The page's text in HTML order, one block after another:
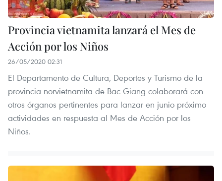
Provincia vietnamita lanzará el Mes de
Acción por los Niños
26/05/2020 02:31
El Departamento de Cultura, Deportes y Turismo de la
provincia norvietnamita de Bac Giang colaborará con
otros órganos pertinentes para lanzar en junio próximo
actividades en respuesta al Mes de Acción por los
Niños.